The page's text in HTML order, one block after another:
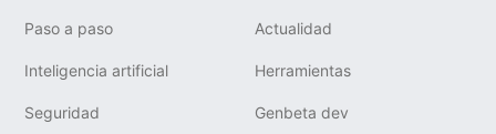
Paso a paso Actualidad
Inteligencia artificial Herramientas
Seguridad Genbeta dev